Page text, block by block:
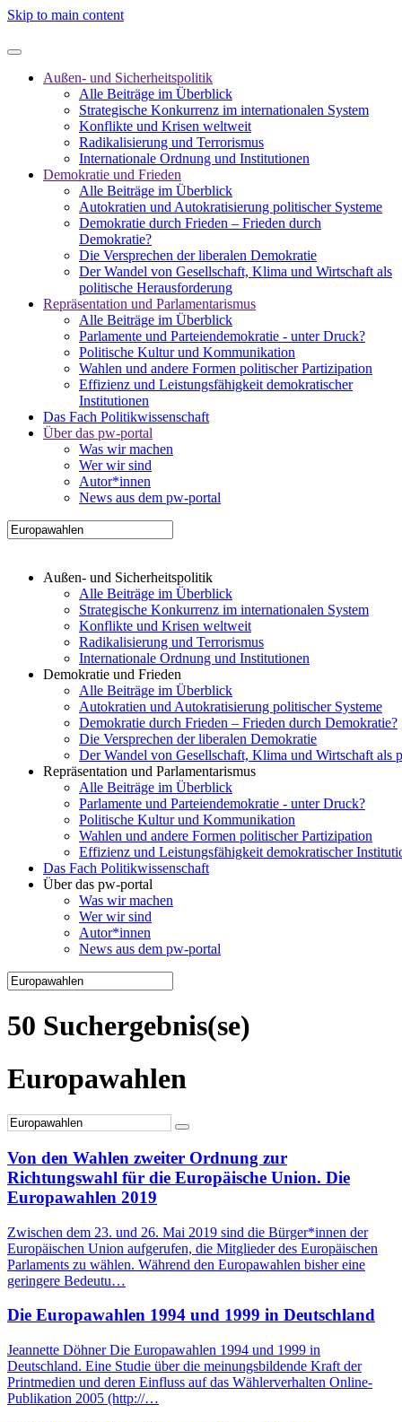
Skip to main content
Außen- und Sicherheitspolitik
Alle Beiträge im Überblick
Strategische Konkurrenz im internationalen System
Konflikte und Krisen weltweit
Radikalisierung und Terrorismus
Internationale Ordnung und Institutionen
Demokratie und Frieden
Alle Beiträge im Überblick
Autokratien und Autokratisierung politischer Systeme
Demokratie durch Frieden – Frieden durch
Demokratie?
Die Versprechen der liberalen Demokratie
Der Wandel von Gesellschaft, Klima und Wirtschaft als
politische Herausforderung
Repräsentation und Parlamentarismus
Alle Beiträge im Überblick
Parlamente und Parteiendemokratie - unter Druck?
Politische Kultur und Kommunikation
Wahlen und andere Formen politischer Partizipation
Effizienz und Leistungsfähigkeit demokratischer
Institutionen
Das Fach Politikwissenschaft
Über das pw-portal
Was wir machen
Wer wir sind
Autor*innen
News aus dem pw-portal
Außen- und Sicherheitspolitik
Alle Beiträge im Überblick
Strategische Konkurrenz im internationalen System
Konflikte und Krisen weltweit
Radikalisierung und Terrorismus
Internationale Ordnung und Institutionen
Demokratie und Frieden
Alle Beiträge im Überblick
Autokratien und Autokratisierung politischer Systeme
Demokratie durch Frieden – Frieden durch Demokratie?
Die Versprechen der liberalen Demokratie
Der Wandel von Gesellschaft, Klima und Wirtschaft als
Repräsentation und Parlamentarismus
Alle Beiträge im Überblick
Parlamente und Parteiendemokratie - unter Druck?
Politische Kultur und Kommunikation
Wahlen und andere Formen politischer Partizipation
Effizienz und Leistungsfähigkeit demokratischer
Das Fach Politikwissenschaft
Über das pw-portal
Was wir machen
Wer wir sind
Autor*innen
News aus dem pw-portal
50 Suchergebnis(se)
Europawahlen
Von den Wahlen zweiter Ordnung zur
Richtungswahl für die Europäische Union. Die
Europawahlen 2019
Zwischen dem 23. und 26. Mai 2019 sind die Bürger*innen der
Europäischen Union aufgerufen, die Mitglieder des Europäischen
Parlaments zu wählen. Während den Europawahlen bisher eine
geringere Bedeutu…
Die Europawahlen 1994 und 1999 in Deutschland
Jeannette Döhner Die Europawahlen 1994 und 1999 in
Deutschland. Eine Studie über die meinungsbildende Kraft der
Printmedien und deren Einfluss auf das Wählerverhalten Online-
Publikation 2005 (http://…